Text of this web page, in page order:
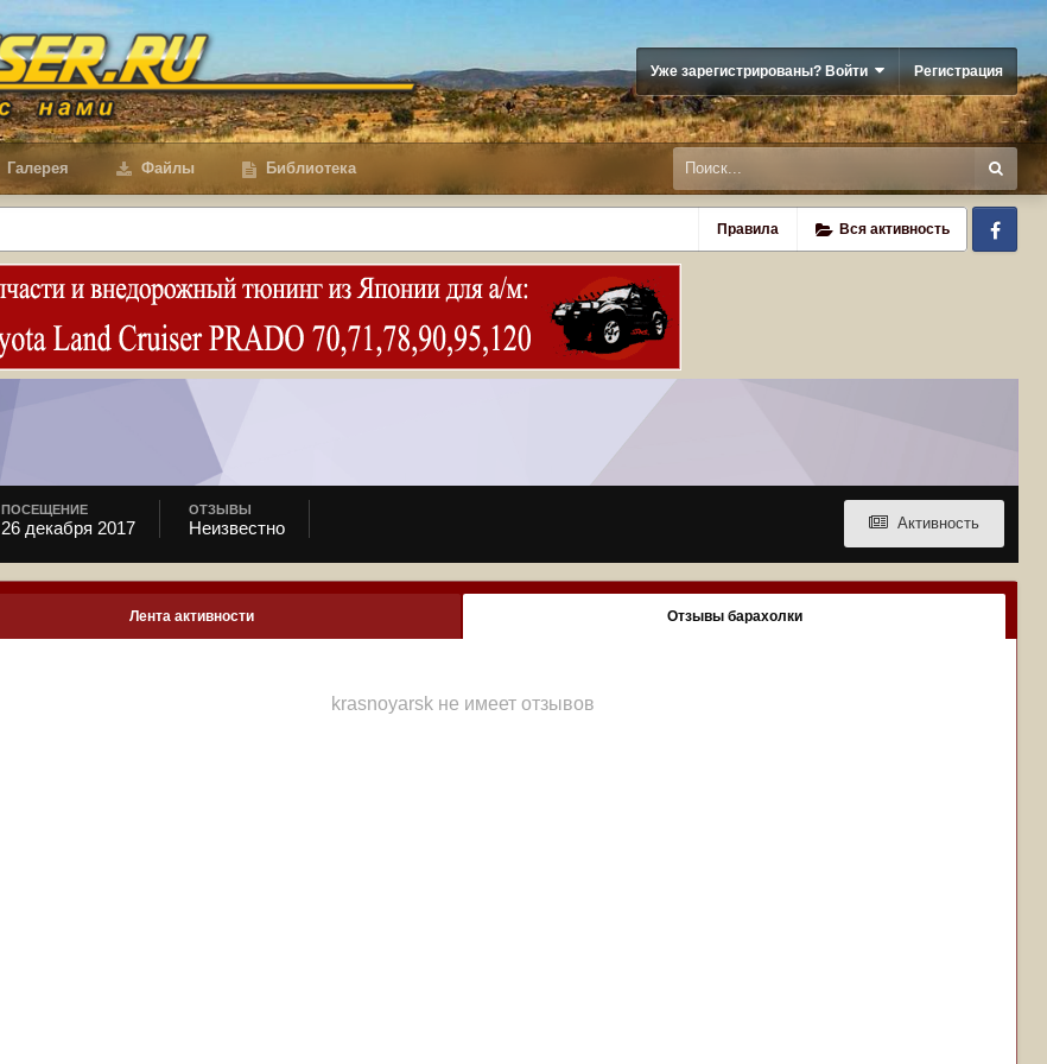
Уже зарегистрированы? Войти Регистрация
Галерея Файлы Библиотека
Правила Вся активность
Активность
ПОСЕЩЕНИЕ
26 декабря 2017
ОТЗЫВЫ
Неизвестно
Лента активности Отзывы барахолки
krasnoyarsk не имеет отзывов